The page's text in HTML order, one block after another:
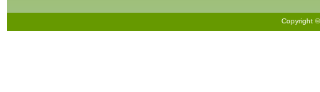
Copyright